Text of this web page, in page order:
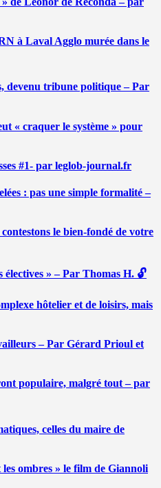
à Laval Agglo murée dans le
devenu tribune politique – Par
« craquer le système » pour
#1- par leglob-journal.fr
: pas une simple formalité –
le bien-fondé de votre
» – Par Thomas H. 🔓
hôtelier et de loisirs, mais
– Par Gérard Prioul et
populaire, malgré tout – par
celles du maire de
ombres » le film de Giannoli